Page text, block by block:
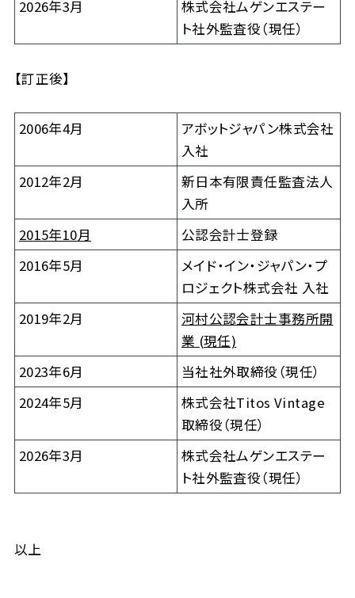
2026年3月
株式会社ムゲンエステー
ト社外監査役（現任）
【訂正後】
2006年4月
アボットジャパン株式会社
入社
2012年2月
新日本有限責任監査法人
入所
2015年10月
公認会計士登録
2016年5月
メイド・イン・ジャパン・プ
ロジェクト株式会社 入社
2019年2月
河村公認会計士事務所開
業 (現任)
2023年6月
当社社外取締役（現任）
2024年5月
株式会社Titos Vintage
取締役（現任）
2026年3月
株式会社ムゲンエステー
ト社外監査役（現任）
以上